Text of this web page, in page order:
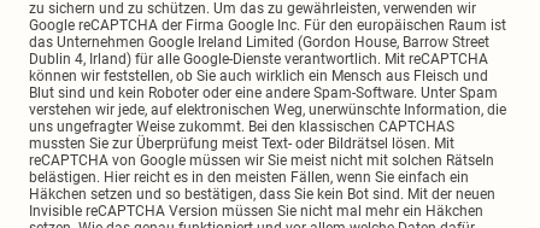
zu sichern und zu schützen. Um das zu gewährleisten, verwenden wir
Google reCAPTCHA der Firma Google Inc. Für den europäischen Raum ist
das Unternehmen Google Ireland Limited (Gordon House, Barrow Street
Dublin 4, Irland) für alle Google-Dienste verantwortlich. Mit reCAPTCHA
können wir feststellen, ob Sie auch wirklich ein Mensch aus Fleisch und
Blut sind und kein Roboter oder eine andere Spam-Software. Unter Spam
verstehen wir jede, auf elektronischen Weg, unerwünschte Information, die
uns ungefragter Weise zukommt. Bei den klassischen CAPTCHAS
mussten Sie zur Überprüfung meist Text- oder Bildrätsel lösen. Mit
reCAPTCHA von Google müssen wir Sie meist nicht mit solchen Rätseln
belästigen. Hier reicht es in den meisten Fällen, wenn Sie einfach ein
Häkchen setzen und so bestätigen, dass Sie kein Bot sind. Mit der neuen
Invisible reCAPTCHA Version müssen Sie nicht mal mehr ein Häkchen